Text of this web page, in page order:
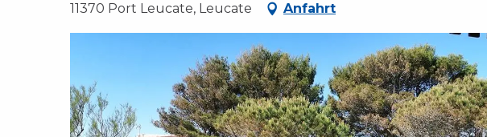
11370 Port Leucate, Leucate Anfahrt